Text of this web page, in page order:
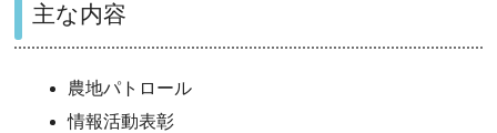
主な内容
農地パトロール
情報活動表彰